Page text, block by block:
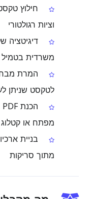
וציות רגולטורי
דיגיטציה
משרדית בטמיל
לטקסט שניתן
מפתח או קטלוג
בניית
מתוך סריקות